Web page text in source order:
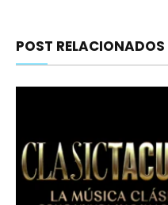
POST RELACIONADOS